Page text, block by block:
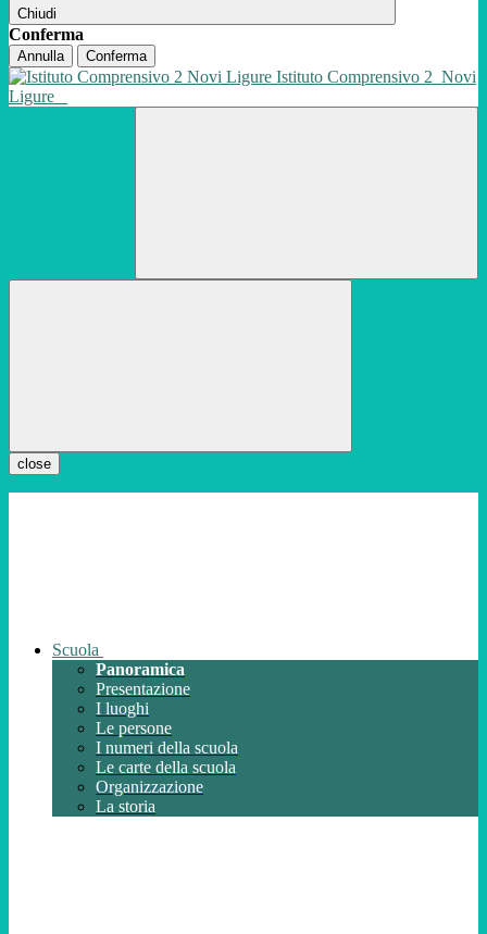
Chiudi
Conferma
Annulla Conferma
Istituto Comprensivo 2 Novi
Ligure
close
Scuola
Panoramica
Presentazione
I luoghi
Le persone
I numeri della scuola
Le carte della scuola
Organizzazione
La storia